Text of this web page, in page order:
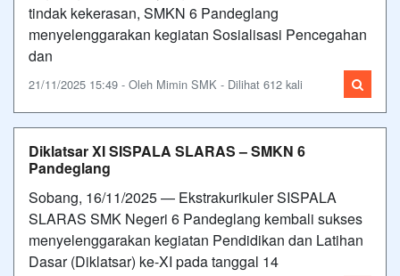
tindak kekerasan, SMKN 6 Pandeglang
menyelenggarakan kegiatan Sosialisasi Pencegahan
dan
21/11/2025 15:49 - Oleh Mimin SMK - Dilihat 612 kali
Diklatsar XI SISPALA SLARAS – SMKN 6
Pandeglang
Sobang, 16/11/2025 — Ekstrakurikuler SISPALA
SLARAS SMK Negeri 6 Pandeglang kembali sukses
menyelenggarakan kegiatan Pendidikan dan Latihan
Dasar (Diklatsar) ke-XI pada tanggal 14